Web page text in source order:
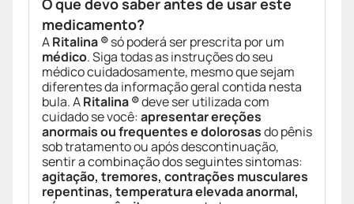
O que devo saber antes de usar este
medicamento?
ARitalina ®só poderá ser prescrita por um
médico. Siga todas as instruções do seu
médico cuidadosamente, mesmo que sejam
diferentes da informação geral contida nesta
bula. ARitalina ®deve ser utilizada com
cuidado se você:apresentar ereções
anormais ou frequentes e dolorosasdo pênis
sob tratamento ou após descontinuação,
sentir a combinação dos seguintes sintomas:
agitação, tremores, contrações musculares
repentinas, temperatura elevada anormal,